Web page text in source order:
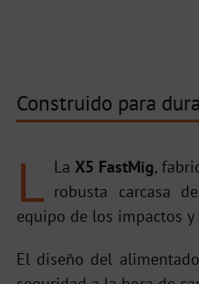
Construido para
L
L aX5 FastMig,
robusta carcasa
equipo de los impactos
El diseño del